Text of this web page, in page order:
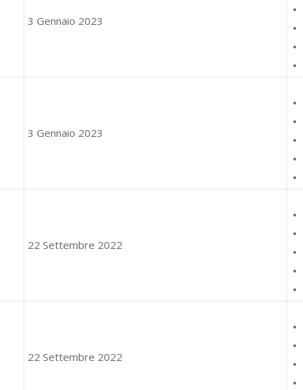
3 Gennaio 2023
3 Gennaio 2023
22 Settembre 2022
22 Settembre 2022